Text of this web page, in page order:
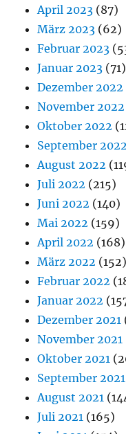
April 2023 (87)
März 2023 (62)
Februar 2023
Januar 2023 (71)
Dezember 2022
November 2022
Oktober 2022
September 2022
August 2022
Juli 2022 (215)
Juni 2022 (140)
Mai 2022 (159)
April 2022 (168)
März 2022 (152)
Februar 2022
Januar 2022
Dezember 2021
November 2021
Oktober 2021
September 2021
August 2021
Juli 2021 (165)